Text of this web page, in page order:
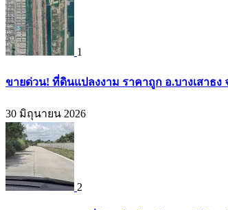
1
ขายด่วน! ที่ดินแปลงงาม ราคาถูก อ.บางเสาธง
30 มิถุนายน 2026
2